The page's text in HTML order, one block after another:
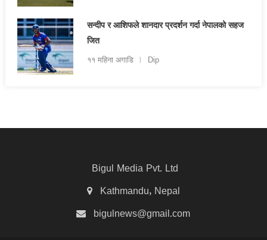
सन्दीप र आशिफले शानदार प्रदर्शन गर्दा नेपालको सहज
जित
११ महिना अगाडि Dip
Bigul Media Pvt. Ltd
Kathmandu, Nepal
bigulnews@gmail.com